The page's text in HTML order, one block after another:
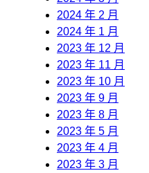
2024 年 2 月
2024 年 1 月
2023 年 12 月
2023 年 11 月
2023 年 10 月
2023 年 9 月
2023 年 8 月
2023 年 5 月
2023 年 4 月
2023 年 3 月